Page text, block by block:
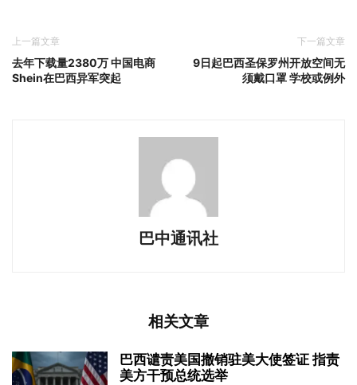
上一篇文章
去年下载量2380万 中国电商
Shein在巴西异军突起
下一篇文章
9日起巴西圣保罗州开放空间无
须戴口罩 学校或例外
巴中通讯社
相关文章
巴西谴责美国撤销驻美大使签证 指责
美方干预总统选举